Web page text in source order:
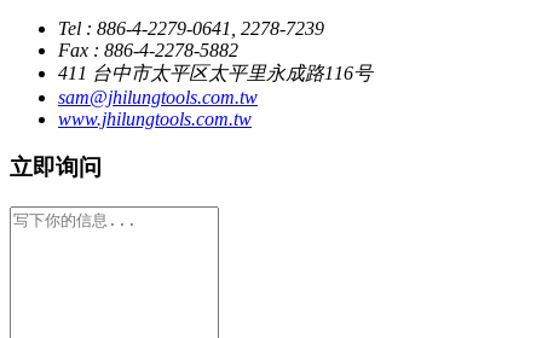
Tel : 886-4-2279-0641, 2278-7239
Fax : 886-4-2278-5882
411 台中市太平区太平里永成路116号
sam@jhilungtools.com.tw
www.jhilungtools.com.tw
立即询问